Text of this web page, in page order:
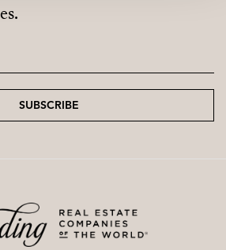
SUBSCRIBE